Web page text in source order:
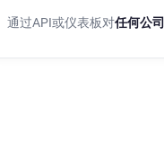
通过API或仪表板对任何公司